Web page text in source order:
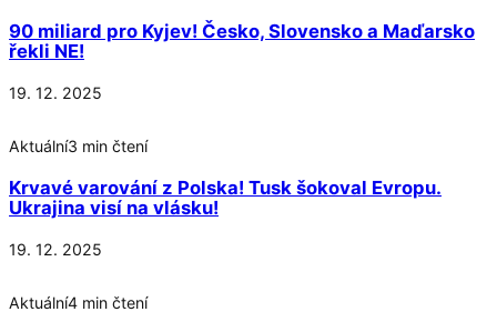
90 miliard pro Kyjev! Česko, Slovensko a Maďarsko
řekli NE!
19. 12. 2025
Aktuální3 min čtení
Krvavé varování z Polska! Tusk šokoval Evropu.
Ukrajina visí na vlásku!
19. 12. 2025
Aktuální4 min čtení